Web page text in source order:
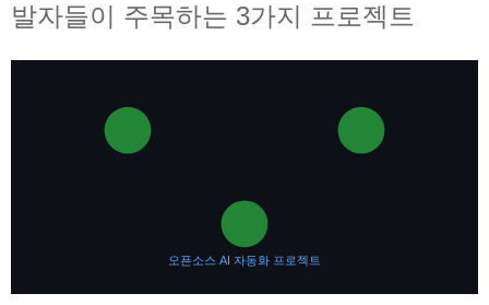
발자들이 주목하는 3가지 프로젝트
오픈소스 AI 자동화 프로젝트